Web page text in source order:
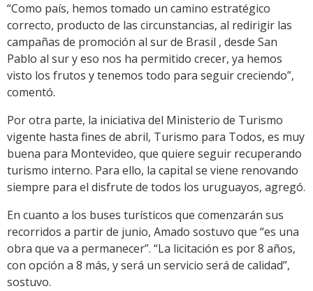
“Como país, hemos tomado un camino estratégico
correcto, producto de las circunstancias, al redirigir las
campañas de promoción al sur de Brasil , desde San
Pablo al sur y eso nos ha permitido crecer, ya hemos
visto los frutos y tenemos todo para seguir creciendo”,
comentó.
Por otra parte, la iniciativa del Ministerio de Turismo
vigente hasta fines de abril, Turismo para Todos, es muy
buena para Montevideo, que quiere seguir recuperando
turismo interno. Para ello, la capital se viene renovando
siempre para el disfrute de todos los uruguayos, agregó.
En cuanto a los buses turísticos que comenzarán sus
recorridos a partir de junio, Amado sostuvo que “es una
obra que va a permanecer”. “La licitación es por 8 años,
con opción a 8 más, y será un servicio será de calidad”,
sostuvo.